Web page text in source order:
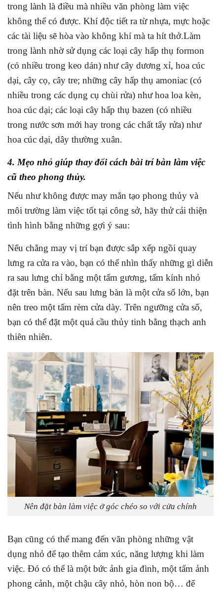
trong lành là điều mà nhiều văn phòng làm việc
không thể có được. Khí độc tiết ra từ nhựa, mực hoặc
các tài liệu sẽ hòa vào không khí mà ta hít thở.Làm
trong lành nhờ sử dụng các loại cây hấp thụ formon
(có nhiều trong keo dán) như cây dương xỉ, hoa cúc
dại, cây cọ, cây tre; những cây hấp thụ amoniac (có
nhiều trong các dụng cụ chùi rửa) như hoa loa kèn,
hoa cúc dại; các loại cây hấp thụ bazen (có nhiều
trong nước sơn mới hay trong các chất tẩy rửa) như
hoa cúc dại, dây thường xuân.
4. Mẹo nhỏ giúp thay đổi cách bài trí bàn làm việc
cũ theo phong thủy.
Nếu như không được may mắn tạo phong thủy và
môi trường làm việc tốt tại công sở, hãy thử cải thiện
tình hình bằng những gợi ý sau:
Nếu chẳng may vị trí bạn được sắp xếp ngồi quay
lưng ra cửa ra vào, bạn có thể nhìn thấy những gì diễn
ra sau lưng chỉ bằng một tấm gương, tấm kính nhỏ
đặt trên bàn. Nếu sau lưng bàn là một cửa sổ lớn, bạn
nên treo một tấm rèm cửa dày. Trên ngưỡng cửa sổ,
bạn có thể đặt một quả cầu thủy tinh bằng thạch anh
thiên nhiên.
Nên đặt bàn làm việc ở góc chéo so với cửa chính
Bạn cũng có thể mang đến văn phòng những vật
dụng nhỏ để tạo thêm cảm xúc, năng lượng khi làm
việc. Đó có thể là một bức ảnh gia đình, một tấm ảnh
phong cảnh, một chậu cây nhỏ, hòn non bộ… để